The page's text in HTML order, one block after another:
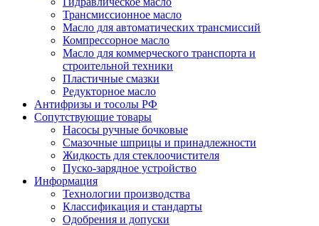
Трансмиссионное масло
Масло для автоматических трансмиссий
Компрессорное масло
Масло для коммерческого транспорта и
строительной техники
Пластичные смазки
Редукторное масло
Антифризы и тосолы РФ
Сопутствующие товары
Насосы ручные бочковые
Смазочные шприцы и принадлежности
Жидкость для стеклоочистителя
Пуско-зарядное устройство
Информация
Технологии производства
Классификация и стандарты
Одобрения и допуски